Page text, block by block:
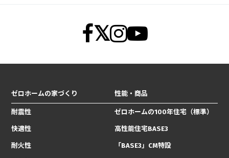
ゼロホームの家づくり
耐震性
快適性
耐火性
性能・商品
ゼロホームの100年住宅（標準）
高性能住宅BASE3
「BASE3」CM特設